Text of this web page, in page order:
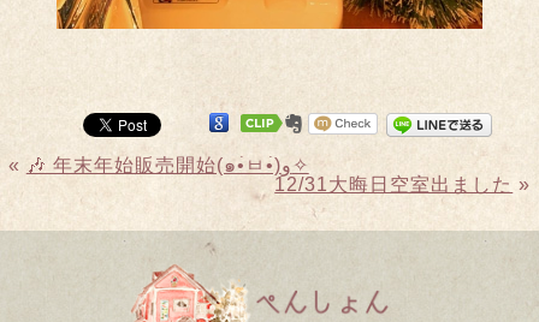
«
🎶 年末年始販売開始(๑•̀ㅂ•́)و✧
12/31大晦日空室出ました »